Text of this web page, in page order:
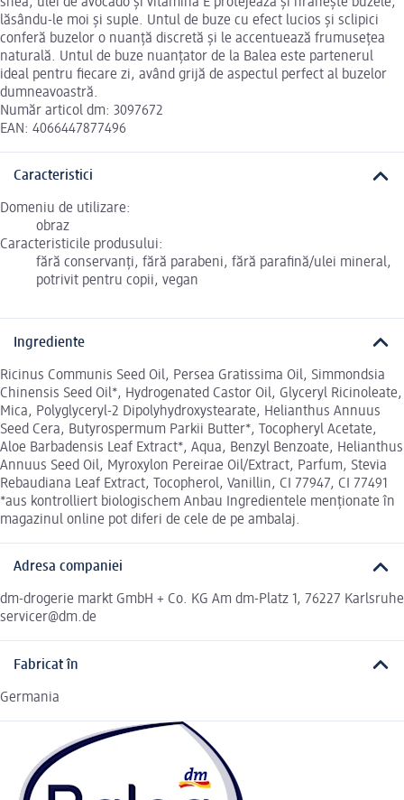
lăsându-le moi și suple. Untul de buze cu efect lucios și sclipici
conferă buzelor o nuanță discretă și le accentuează frumusețea
naturală. Untul de buze nuanțator de la Balea este partenerul
ideal pentru fiecare zi, având grijă de aspectul perfect al buzelor
dumneavoastră.
Număr articol dm: 3097672
EAN: 4066447877496
Caracteristici
Domeniu de utilizare:
obraz
Caracteristicile produsului:
fără conservanți, fără parabeni, fără parafină/ulei mineral,
potrivit pentru copii, vegan
Ingrediente
Ricinus Communis Seed Oil, Persea Gratissima Oil, Simmondsia
Chinensis Seed Oil*, Hydrogenated Castor Oil, Glyceryl Ricinoleate,
Mica, Polyglyceryl-2 Dipolyhydroxystearate, Helianthus Annuus
Seed Cera, Butyrospermum Parkii Butter*, Tocopheryl Acetate,
Aloe Barbadensis Leaf Extract*, Aqua, Benzyl Benzoate, Helianthus
Annuus Seed Oil, Myroxylon Pereirae Oil/Extract, Parfum, Stevia
Rebaudiana Leaf Extract, Tocopherol, Vanillin, CI 77947, CI 77491
*aus kontrolliert biologischem Anbau Ingredientele menționate în
magazinul online pot diferi de cele de pe ambalaj.
Adresa companiei
dm-drogerie markt GmbH + Co. KG Am dm-Platz 1, 76227 Karlsruhe
servicer@dm.de
Fabricat în
Germania